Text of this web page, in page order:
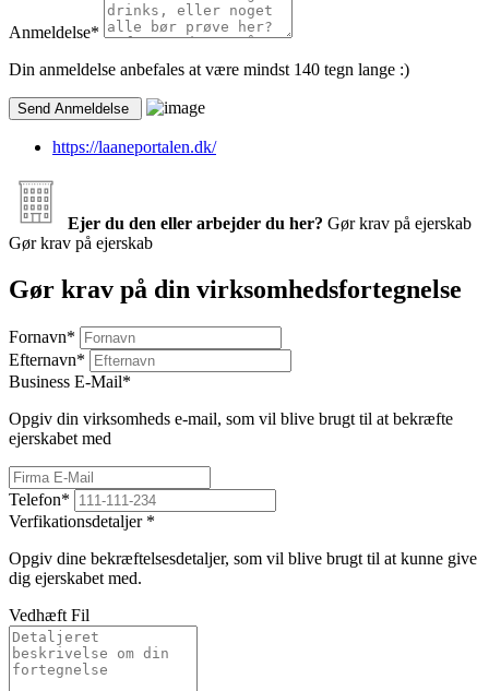
Anmeldelse*
Din anmeldelse anbefales at være mindst 140 tegn lange :)
https://laaneportalen.dk/
Ejer du den eller arbejder du her? Gør krav på ejerskab
Gør krav på ejerskab
Gør krav på din virksomhedsfortegnelse
Fornavn*
Efternavn*
Business E-Mail*
Opgiv din virksomheds e-mail, som vil blive brugt til at bekræfte
ejerskabet med
Telefon*
Verfikationsdetaljer *
Opgiv dine bekræftelsesdetaljer, som vil blive brugt til at kunne give
dig ejerskabet med.
Vedhæft Fil